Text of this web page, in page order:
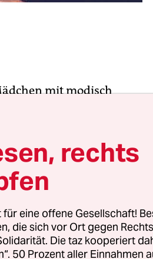
mit modisch
dem Gebäude
Wunde am Knie
Dann das junge
auf dem Kopf. Es ist
deren Konzert sie
und Teen-Idol.
von Pop, zum
Heranwachsende,
rechts
eine offene Gesellschaft!
die sich vor Ort gegen
Die taz kooperiert
50 Prozent aller Einnahmen